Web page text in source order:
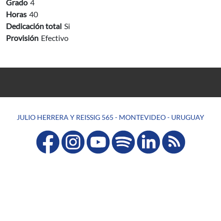
Grado 4
Horas 40
Dedicación total Si
Provisión Efectivo
JULIO HERRERA Y REISSIG 565 - MONTEVIDEO - URUGUAY